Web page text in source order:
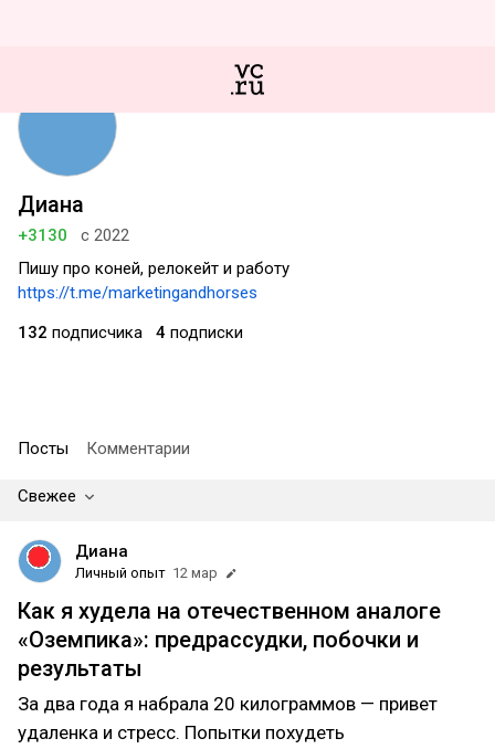
Диана
+3130
с 2022
Пишу про коней, релокейт и работу
https://t.me/marketingandhorses
132 подписчика 4 подписки
Посты Комментарии
Свежее
Диана
Личный опыт 12 мар
Как я худела на отечественном аналоге
«Оземпика»: предрассудки, побочки и
результаты
За два года я набрала 20 килограммов — привет
удаленка и стресс. Попытки похудеть